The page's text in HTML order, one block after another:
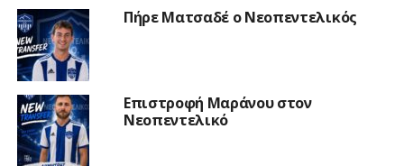
Πήρε Ματσαδέ ο Νεοπεντελικός
Επιστροφή Μαράνου στον
Νεοπεντελικό